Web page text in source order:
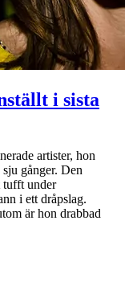
i sista
artister, hon
gånger. Den
tufft under
i ett dråpslag.
är hon drabbad